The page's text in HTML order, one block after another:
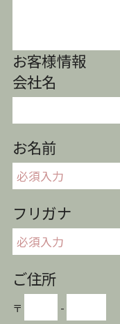
お客様情報
会社名
お名前
フリガナ
ご住所
〒 -